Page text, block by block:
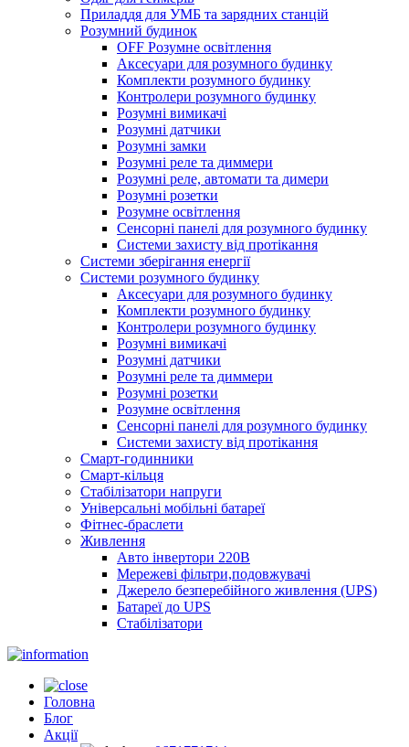
Приладдя для УМБ та зарядних станцій
Розумний будинок
OFF Розумне освітлення
Аксесуари для розумного будинку
Комплекти розумного будинку
Контролери розумного будинку
Розумні вимикачі
Розумні датчики
Розумні замки
Розумні реле та диммери
Розумні реле, автомати та димери
Розумні розетки
Розумне освітлення
Сенсорні панелі для розумного будинку
Системи захисту від протікання
Системи зберігання енергії
Системи розумного будинку
Аксесуари для розумного будинку
Комплекти розумного будинку
Контролери розумного будинку
Розумні вимикачі
Розумні датчики
Розумні реле та диммери
Розумні розетки
Розумне освітлення
Сенсорні панелі для розумного будинку
Системи захисту від протікання
Смарт-годинники
Смарт-кільця
Стабілізатори напруги
Універсальні мобільні батареї
Фітнес-браслети
Живлення
Авто інвертори 220В
Мережеві фільтри,подовжувачі
Джерело безперебійного живлення (UPS)
Батареї до UPS
Стабілізатори
Головна
Блог
Акції